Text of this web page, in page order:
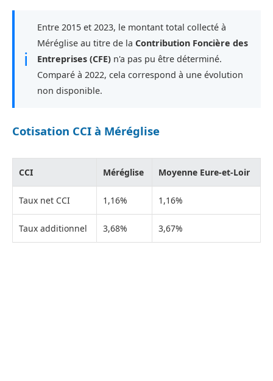
ℹ
Entre 2015 et 2023, le montant total collecté à
Méréglise au titre de la Contribution Foncière des
Entreprises (CFE) n'a pas pu être déterminé.
Comparé à 2022, cela correspond à une évolution
non disponible.
Cotisation CCI à Méréglise
CCI Méréglise Moyenne Eure-et-Loir
Taux net CCI 1,16% 1,16%
Taux additionnel 3,68% 3,67%